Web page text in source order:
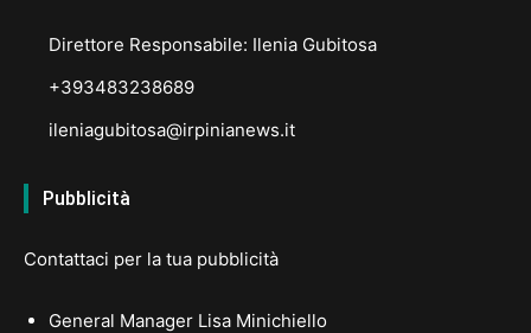
Direttore Responsabile: Ilenia Gubitosa
+393483238689
ileniagubitosa@irpinianews.it
Pubblicità
Contattaci per la tua pubblicità
General Manager Lisa Minichiello